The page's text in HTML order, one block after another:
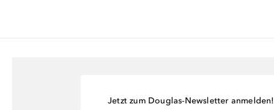
Jetzt zum Douglas-Newsletter anmelden!